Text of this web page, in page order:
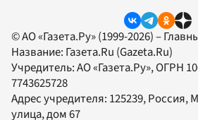
© АО «Газета.Ру» (1999-2026) –
Название: Газета.Ru (Gazeta.Ru)
Учредитель:АО «Газета.Ру», ОГРН
7743625728
Адрес учредителя: 125239, Россия,
улица, дом 67